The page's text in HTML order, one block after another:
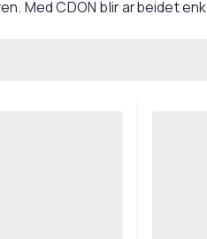
Med CDON blir arbeidet